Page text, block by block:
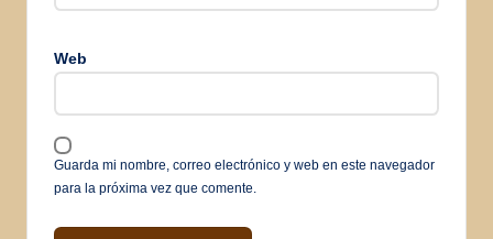
Web
Guarda mi nombre, correo electrónico y web en este navegador
para la próxima vez que comente.